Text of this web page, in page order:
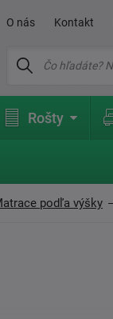
O nás Kontakt
Rošty
podľa výšky